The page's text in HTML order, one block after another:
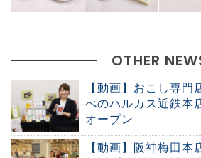
OTHER
【動画】おこし専
べのハルカス近鉄本
オープン
【動画】阪神梅田本